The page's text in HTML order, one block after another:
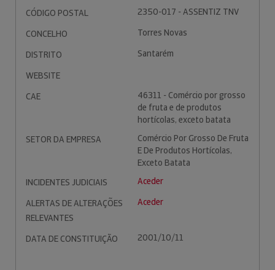
CÓDIGO POSTAL
2350-017 - ASSENTIZ TNV
CONCELHO
Torres Novas
DISTRITO
Santarém
WEBSITE
CAE
46311 - Comércio por grosso
de fruta e de produtos
hortícolas, exceto batata
SETOR DA EMPRESA
Comércio Por Grosso De Fruta
E De Produtos Hortícolas,
Exceto Batata
INCIDENTES JUDICIAIS
Aceder
ALERTAS DE ALTERAÇÕES
RELEVANTES
Aceder
DATA DE CONSTITUIÇÃO 2001/10/11